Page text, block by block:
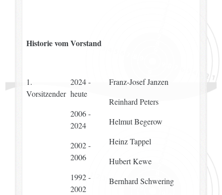
Historie vom Vorstand
1.
Vorsitzender
2024 -
heute
2006 -
2024
2002 -
2006
1992 -
2002
Franz-Josef Janzen
Reinhard Peters
Helmut Begerow
Heinz Tappel
Hubert Kewe
Bernhard Schwering